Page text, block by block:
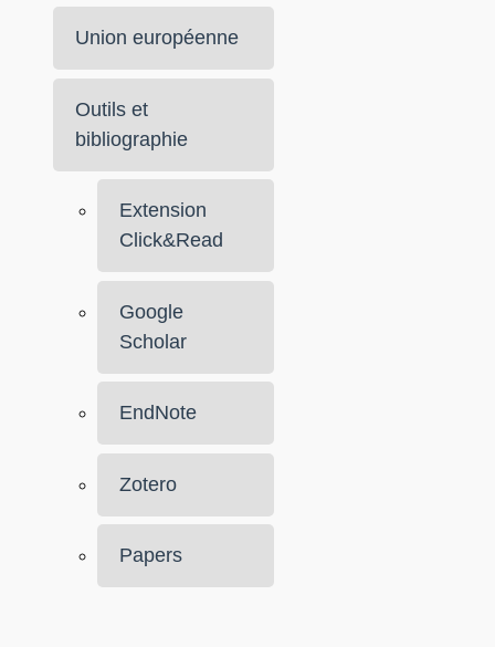
Union européenne
Outils et
bibliographie
Extension
Click&Read
Google
Scholar
EndNote
Zotero
Papers